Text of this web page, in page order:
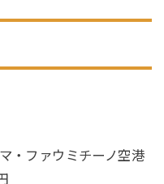
・ファウミチーノ空港